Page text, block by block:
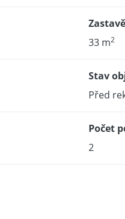
33 m2
Stav
Před
Počet
2